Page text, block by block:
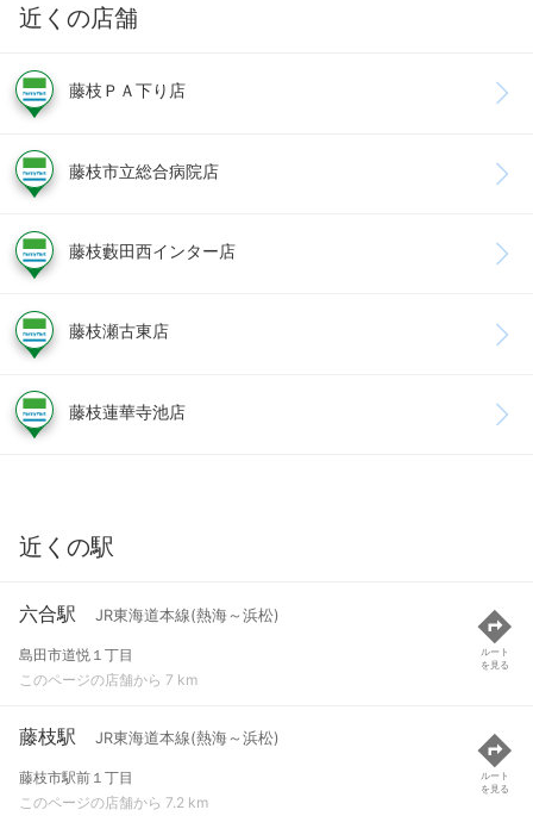
近くの店舗
藤枝ＰＡ下り店
藤枝市立総合病院店
藤枝藪田西インター店
藤枝瀬古東店
藤枝蓮華寺池店
近くの駅
六合駅 JR東海道本線(熱海～浜松)
島田市道悦１丁目
このページの店舗から 7 km
ルート
を見る
藤枝駅 JR東海道本線(熱海～浜松)
藤枝市駅前１丁目
このページの店舗から 7.2 km
ルート
を見る